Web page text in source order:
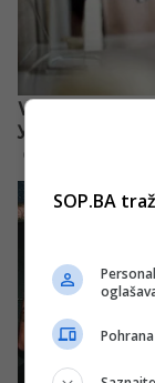
SOP.BA